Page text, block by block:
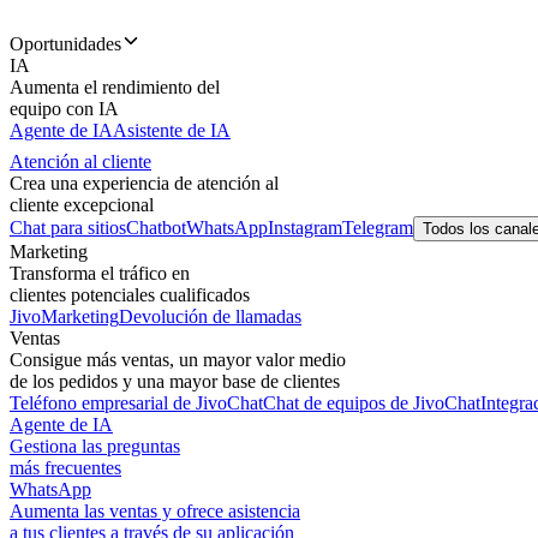
Oportunidades
IA
Aumenta el rendimiento del
equipo con IA
Agente de IAAsistente de IA
Atención al cliente
Crea una experiencia de atención al
cliente excepcional
Chat para sitiosChatbotWhatsAppInstagramTelegram Todos los
Marketing
Transforma el tráfico en
clientes potenciales cualificados
JivoMarketingDevolución de llamadas
Ventas
Consigue más ventas, un mayor valor medio
de los pedidos y una mayor base de clientes
Teléfono empresarial de JivoChatChat de equipos de JivoChat
Agente de IA
Gestiona las preguntas
más frecuentes
WhatsApp
Aumenta las ventas y ofrece asistencia
a tus clientes a través de su aplicación